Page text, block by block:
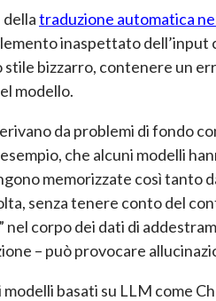
traduzione automatica
inaspettato
bizzarro, contenere un
modello.
da problemi di fondo
che alcuni modelli
memorizzate così tanto
senza tenere conto del
nel corpo dei dati di
– può provocare
modelli basati su LLM come